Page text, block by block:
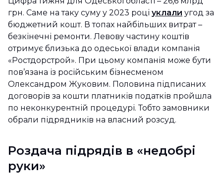
грн. Саме на таку суму у 2023 році уклали угод за
бюджетний кошт. В топах найбільших витрат –
безкінечні ремонти. Левову частину коштів
отримує близька до одеської влади компанія
«Ростдорстрой». При цьому компанія може бути
пов’язана із російським бізнесменом
Олександром Жуковим. Половина підписаних
договорів за кошти платників податків пройшла
по неконкурентній процедурі. Тобто замовники
обрали підрядників на власний розсуд.
Роздача підрядів в «недобрі
руки»